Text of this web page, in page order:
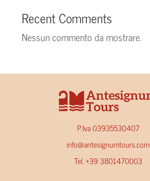
Recent Comments
Nessun commento da mostrare.
P.Iva 03935530407
info@antesignumtours.com
Tel. +39 3801470003